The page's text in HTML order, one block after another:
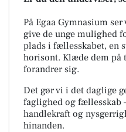
På Egaa Gymnasium
give de unge mulighed
plads i fællesskabet, en
horisont. Klæde dem på
forandrer sig.
Det gør vi i det daglige
faglighed og fællesskab
handlekraft og
hinanden.